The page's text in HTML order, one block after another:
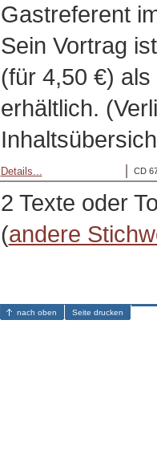
Gastreferent
Sein Vortrag
(für 4,50 €)
erhältlich.
CD
Details...
2 Texte oder
(andere
nach oben Seite drucken